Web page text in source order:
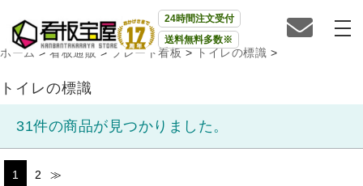
24時間注文受付
送料無料多数※
ホーム >看板通販 >プレート看板>トイレの標識 >
トイレの標識
31件の商品が見つかりました。
1 2 ≫